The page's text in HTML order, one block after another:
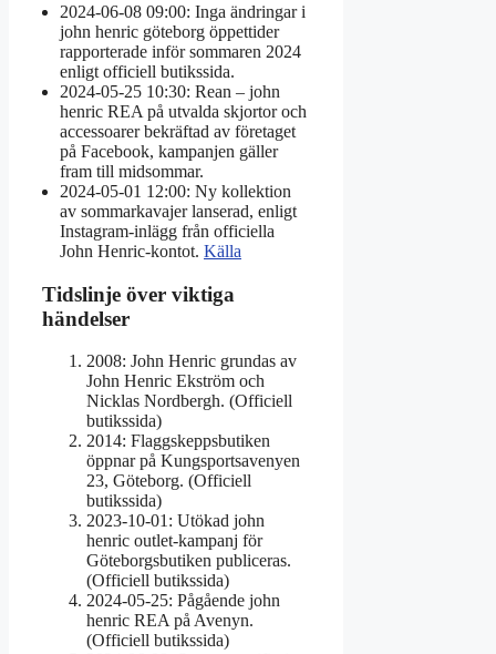
2024-06-08 09:00: Inga ändringar i
john henric göteborg öppettider
rapporterade inför sommaren 2024
enligt officiell butikssida.
2024-05-25 10:30: Rean – john
henric REA på utvalda skjortor och
accessoarer bekräftad av företaget
på Facebook, kampanjen gäller
fram till midsommar.
2024-05-01 12:00: Ny kollektion
av sommarkavajer lanserad, enligt
Instagram-inlägg från officiella
John Henric-kontot. Källa
Tidslinje över viktiga
händelser
2008: John Henric grundas av
John Henric Ekström och
Nicklas Nordbergh. (Officiell
butikssida)
2014: Flaggskeppsbutiken
öppnar på Kungsportsavenyen
23, Göteborg. (Officiell
butikssida)
2023-10-01: Utökad john
henric outlet-kampanj för
Göteborgsbutiken publiceras.
(Officiell butikssida)
2024-05-25: Pågående john
henric REA på Avenyn.
(Officiell butikssida)